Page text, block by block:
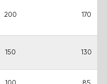
200 170
150 130